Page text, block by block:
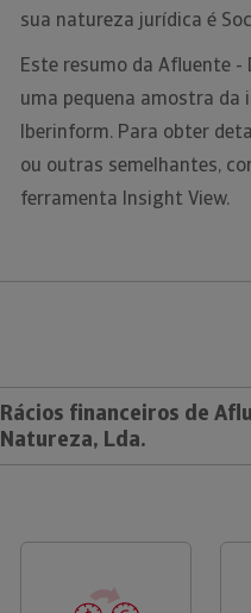
sua natureza jurídica é
Este resumo da Afluente -
uma pequena amostra
Iberinform. Para obter
ou outras semelhantes,
ferramenta Insight View.
Rácios financeiros de
Natureza, Lda.